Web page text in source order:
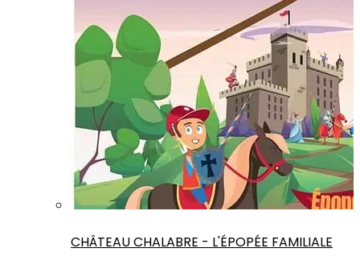
CHÂTEAU CHALABRE - L'ÉPOPÉE FAMILIALE